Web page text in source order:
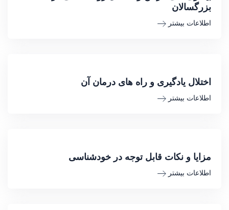
بزرگسالان
اطلاعات بیشتر
اختلال یادگیری و راه های درمان آن
اطلاعات بیشتر
مزایا و نکات قابل توجه در خودشناسی
اطلاعات بیشتر